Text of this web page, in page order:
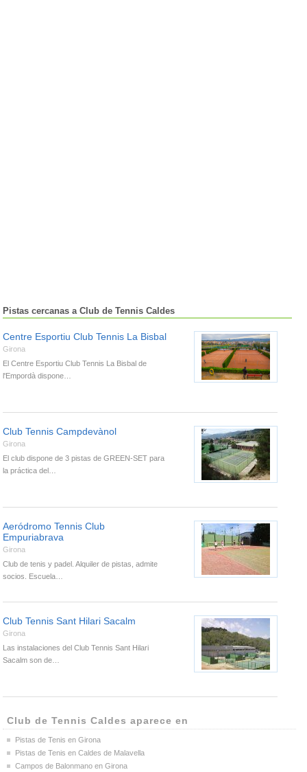
Pistas cercanas a Club de Tennis Caldes
Centre Esportiu Club Tennis La Bisbal
Girona
El Centre Esportiu Club Tennis La Bisbal de
l'Empordà dispone…
Club Tennis Campdevànol
Girona
El club dispone de 3 pistas de GREEN-SET para
la práctica del…
Aeródromo Tennis Club
Empuriabrava
Girona
Club de tenis y padel. Alquiler de pistas, admite
socios. Escuela…
Club Tennis Sant Hilari Sacalm
Girona
Las instalaciones del Club Tennis Sant Hilari
Sacalm son de…
Club de Tennis Caldes aparece en
Pistas de Tenis en Girona
Pistas de Tenis en Caldes de Malavella
Campos de Balonmano en Girona